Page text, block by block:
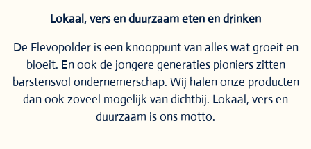
Lokaal, vers en duurzaam eten en drinken
De Flevopolder is een knooppunt van alles wat groeit en
bloeit. En ook de jongere generaties pioniers zitten
barstensvol ondernemerschap. Wij halen onze producten
dan ook zoveel mogelijk van dichtbij. Lokaal, vers en
duurzaam is ons motto.